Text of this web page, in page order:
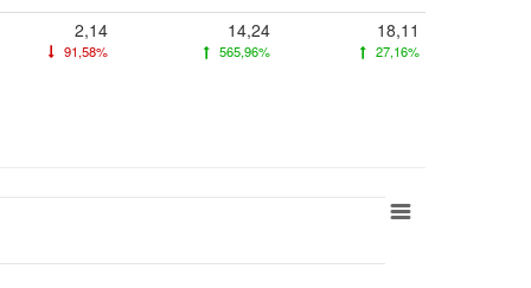
2,14
91,58%
14,24
565,96%
18,11
27,16%